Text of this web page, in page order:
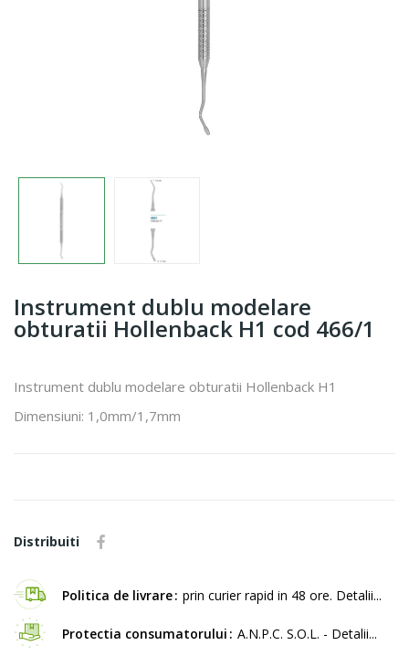
Instrument dublu modelare
obturatii Hollenback H1 cod 466/1
Instrument dublu modelare obturatii Hollenback H1
Dimensiuni: 1,0mm/1,7mm
Distribuiti
Politica de livrare prin curier rapid in 48 ore. Detalii...
Protectia consumatorului A.N.P.C. S.O.L. - Detalii...